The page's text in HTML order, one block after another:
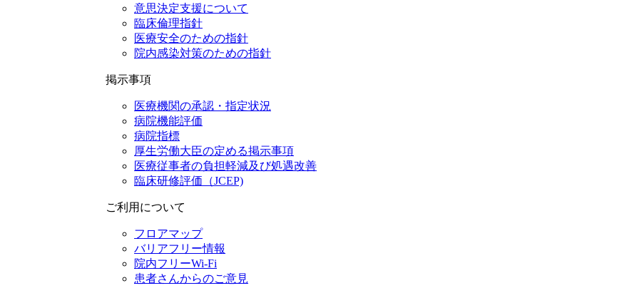
意思決定支援について
臨床倫理指針
医療安全のための指針
院内感染対策のための指針
掲示事項
医療機関の承認・指定状況
病院機能評価
病院指標
厚生労働大臣の定める掲示事項
医療従事者の負担軽減及び処遇改善
臨床研修評価（JCEP)
ご利用について
フロアマップ
バリアフリー情報
院内フリーWi-Fi
患者さんからのご意見